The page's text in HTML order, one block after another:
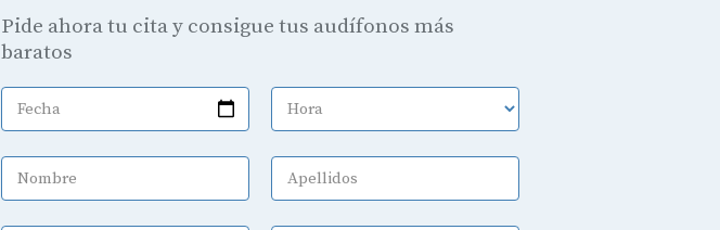
Pide ahora tu cita y consigue tus audífonos más
baratos
Fecha Hora
Nombre Apellidos